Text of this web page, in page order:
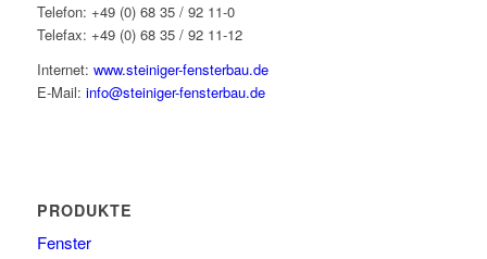
Telefon: +49 (0) 68 35 / 92 11-0
Telefax: +49 (0) 68 35 / 92 11-12
Internet: www.steiniger-fensterbau.de
E-Mail: info@steiniger-fensterbau.de
PRODUKTE
Fenster